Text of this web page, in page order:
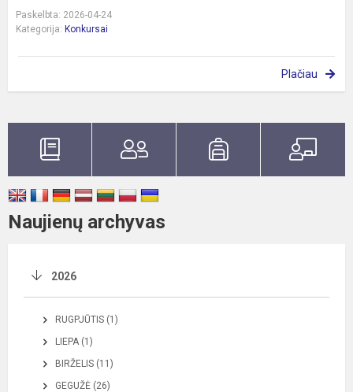
Paskelbta: 2026-04-24
Kategorija: Konkursai
Plačiau
Naujienų archyvas
2026
RUGPJŪTIS (1)
LIEPA (1)
BIRŽELIS (11)
GEGUŽĖ (26)